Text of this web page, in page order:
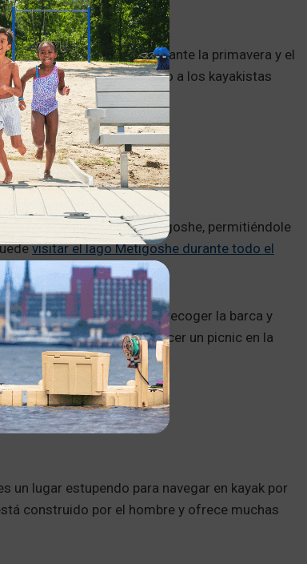
la ruta del río Pembina durante la primavera y el
río, lo que facilita el acceso a los kayakistas
extiende por el lago Metigoshe, permitiéndole
visitar el lago Metigoshe durante todo el
e invierno.
tramos. Esto significa recoger la barca y
las piernas e incluso hacer un picnic en la
un lugar estupendo para navegar en kayak por
construido por el hombre y ofrece muchas